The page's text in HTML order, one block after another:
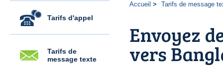
Tarifs d'appel
Tarifs de
message texte
Accueil Tarifs de message
Envoyez
vers